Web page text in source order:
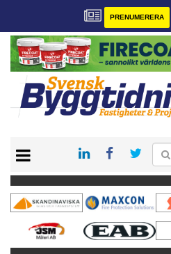
PRENUMERERA
PRENUMERERA
VÅRA ANDRA MAGASIN
ANNONSERA